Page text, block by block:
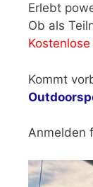
Erlebt
Ob als
Kommt
Anmelden